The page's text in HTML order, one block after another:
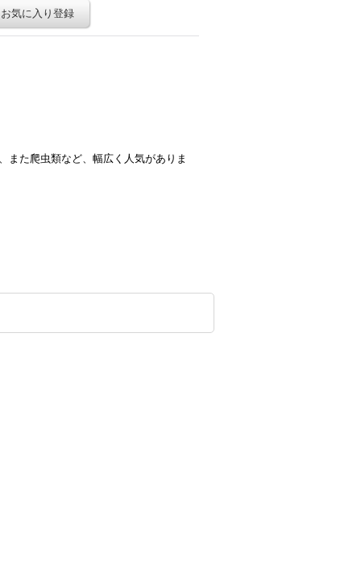
お気に入り登録
また爬虫類など、幅広く人気がありま